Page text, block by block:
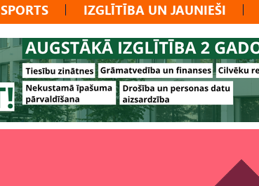
SPORTS IZGLĪTĪBA UN JAUNIEŠI